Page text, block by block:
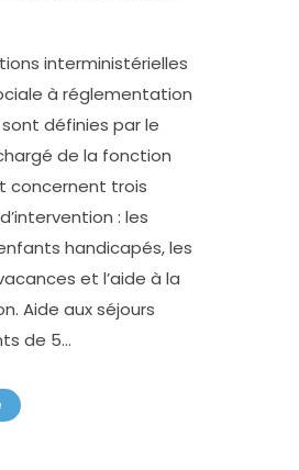
interministérielles
à réglementation
définies par le
de la fonction
concernent trois
: les
handicapés, les
et l’aide à la
Aide aux séjours
de 5...